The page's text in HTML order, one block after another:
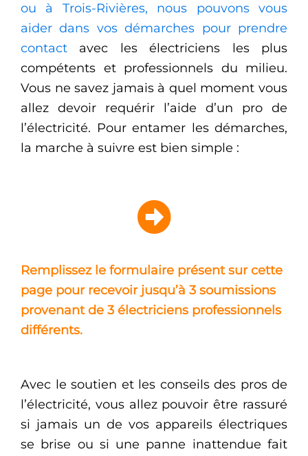
ou à Trois-Rivières, nous pouvons vous
aider dans vos démarches pour prendre
contact avec les électriciens les plus
compétents et professionnels du milieu.
Vous ne savez jamais à quel moment vous
allez devoir requérir l’aide d’un pro de
l’électricité. Pour entamer les démarches,
la marche à suivre est bien simple :
Remplissez le formulaire présent sur cette
page pour recevoir jusqu’à 3 soumissions
provenant de 3 électriciens professionnels
différents.
Avec le soutien et les conseils des pros de
l’électricité, vous allez pouvoir être rassuré
si jamais un de vos appareils électriques
se brise ou si une panne inattendue fait